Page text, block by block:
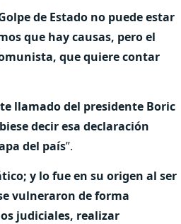
de Estado no puede estar
que hay causas, pero el
que quiere contar
llamado del presidente Boric
decir esa declaración
del país”.
y lo fue en su origen al ser
vulneraron de forma
judiciales, realizar